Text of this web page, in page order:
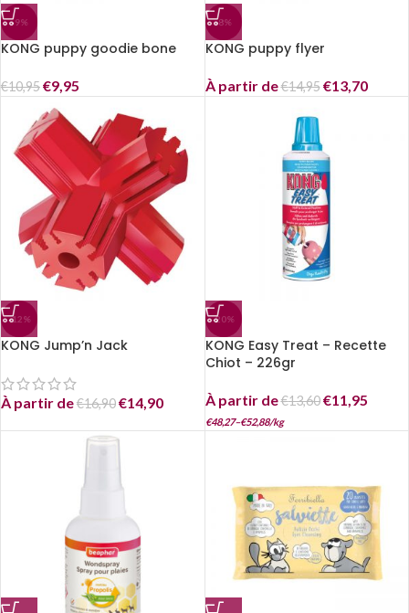
-9%
KONG puppy goodie bone
€10,95€9,95
-8%
KONG puppy flyer
À partir de€14,95 €13,70
-12%
KONG Jump’n Jack
À partir de€16,90€14,90
-20%
KONG Easy Treat – Recette
Chiot – 226gr
À partir de€13,60 €11,95
€48,27–€52,88/kg